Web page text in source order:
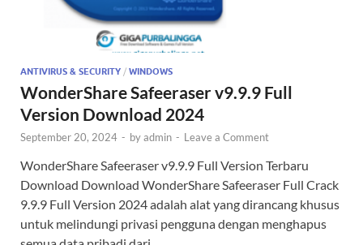
ANTIVIRUS & SECURITY / WINDOWS
WonderShare Safeeraser v9.9.9 Full
Version Download 2024
September 20, 2024 - byadmin - Leave a Comment
WonderShare Safeeraser v9.9.9 Full Version Terbaru
Download Download WonderShare Safeeraser Full Crack
9.9.9 Full Version 2024 adalah alat yang dirancang khusus
untuk melindungi privasi pengguna dengan menghapus